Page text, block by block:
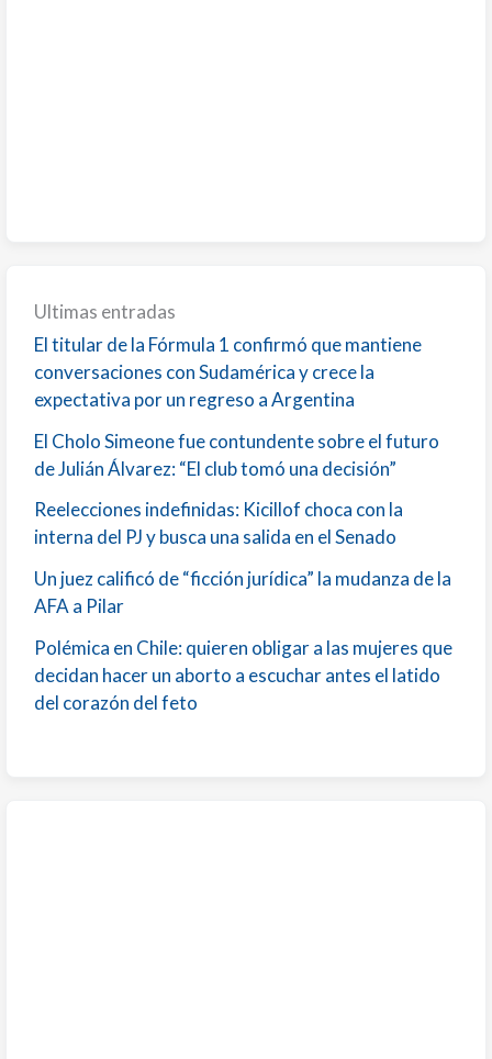
Ultimas entradas
El titular de la Fórmula 1 confirmó que mantiene
conversaciones con Sudamérica y crece la
expectativa por un regreso a Argentina
El Cholo Simeone fue contundente sobre el futuro
de Julián Álvarez: “El club tomó una decisión”
Reelecciones indefinidas: Kicillof choca con la
interna del PJ y busca una salida en el Senado
Un juez calificó de “ficción jurídica” la mudanza de la
AFA a Pilar
Polémica en Chile: quieren obligar a las mujeres que
decidan hacer un aborto a escuchar antes el latido
del corazón del feto